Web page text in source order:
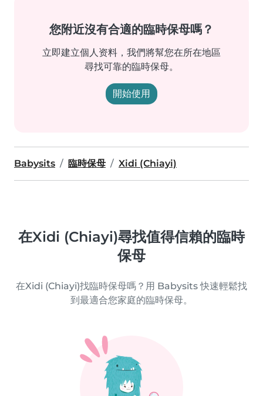
您附近沒有合適的臨時保母嗎？
立即建立個人资料，我們將幫您在所在地區
尋找可靠的臨時保母。
開始使用
Babysits 臨時保母 Xidi (Chiayi)
在Xidi (Chiayi)尋找值得信賴的臨時
保母
在Xidi (Chiayi)找臨時保母嗎？用 Babysits 快速輕鬆找
到最適合您家庭的臨時保母。